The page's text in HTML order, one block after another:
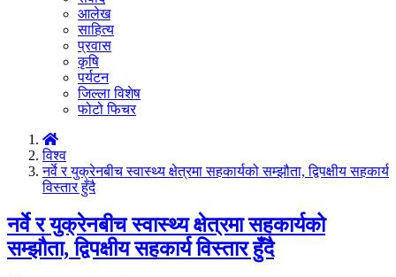
आलेख
साहित्य
प्रवास
कृषि
पर्यटन
जिल्ला विशेष
फोटो फिचर
विश्व
नर्वे र युक्रेनबीच स्वास्थ्य क्षेत्रमा सहकार्यको सम्झौता, द्विपक्षीय सहकार्य
विस्तार हुँदै
नर्वे र युक्रेनबीच स्वास्थ्य क्षेत्रमा सहकार्यको
सम्झौता, द्विपक्षीय सहकार्य विस्तार हुँदै